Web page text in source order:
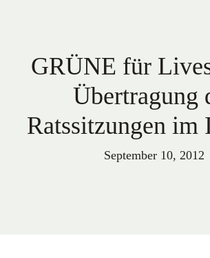
GRÜNE für
Übertragung
Ratssitzungen im
September 10, 2012